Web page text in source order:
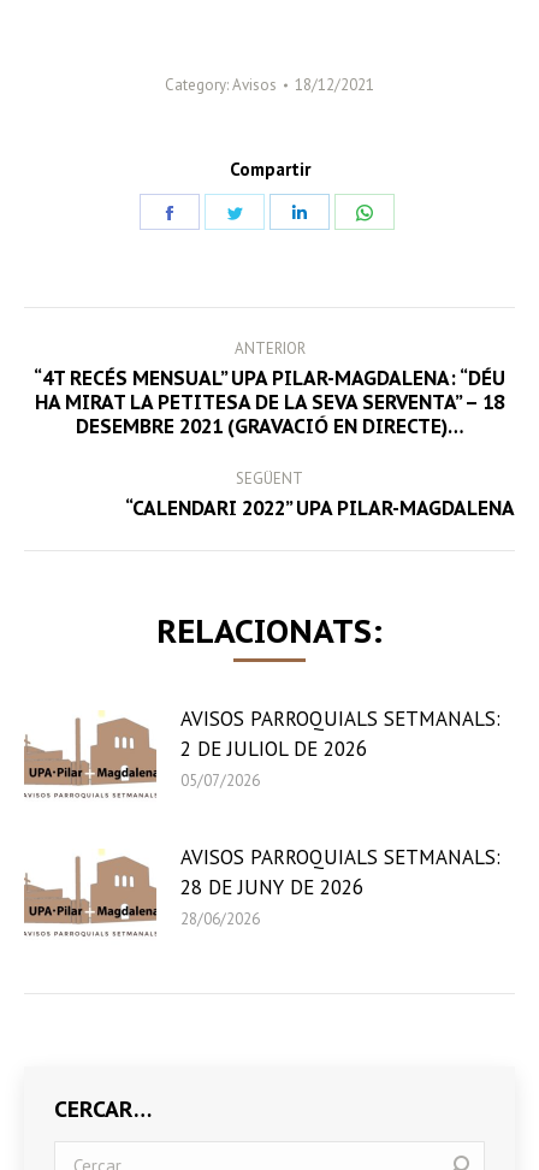
Category:Avisos 18/12/2021
Compartir
NAVIGATION
ANTERIOR
Previous
post:
“4T RECÉS MENSUAL” UPA PILAR-MAGDALENA: “DÉU
HA MIRAT LA PETITESA DE LA SEVA SERVENTA” – 18
DESEMBRE 2021 (GRAVACIÓ EN DIRECTE)…
SEGÜENT
Next
“CALENDARI 2022” UPA PILAR-MAGDALENA
RELACIONATS:
AVISOS PARROQUIALS SETMANALS:
2 DE JULIOL DE 2026
05/07/2026
AVISOS PARROQUIALS SETMANALS:
28 DE JUNY DE 2026
28/06/2026
CERCAR…